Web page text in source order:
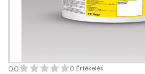
0.0 0 Értékelés